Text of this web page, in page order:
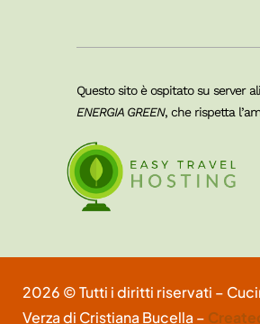
Questo sito è ospitato su server
ENERGIA GREEN, che rispetta
2026 © Tutti i diritti riservati –
Verza di Cristiana Bucella –